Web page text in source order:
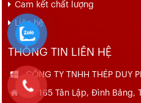
Cam kết chất lượng
Liên hệ
THÔNG TIN LIÊN HỆ
CÔNG TY TNHH THÉP DUY
Số 165 Tân Lập, Đình Bảng,